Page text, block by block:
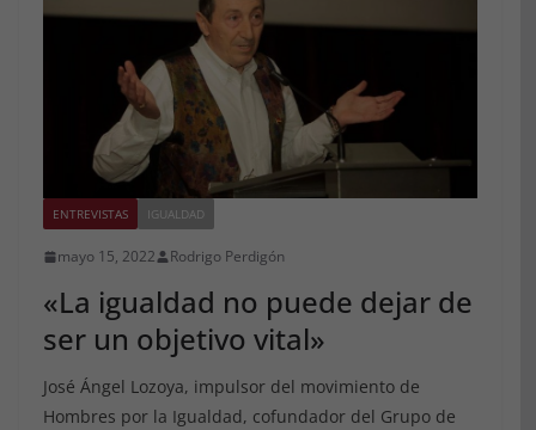
ENTREVISTAS IGUALDAD
mayo 15, 2022 Rodrigo Perdigón
«La igualdad no puede dejar de
ser un objetivo vital»
José Ángel Lozoya, impulsor del movimiento de
Hombres por la Igualdad, cofundador del Grupo de